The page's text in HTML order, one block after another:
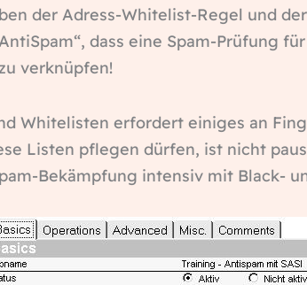
der Adress-Whitelist-Regel und
dass eine Spam-Prüfung
verknüpfen!
Whitelisten erfordert einiges an
Listen pflegen dürfen, ist nicht
Bekämpfung intensiv mit Black-